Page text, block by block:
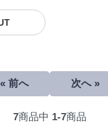
« 前へ 次へ »
7商品中 1-7商品